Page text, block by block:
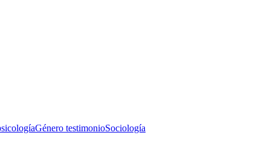
Género testimonioSociología